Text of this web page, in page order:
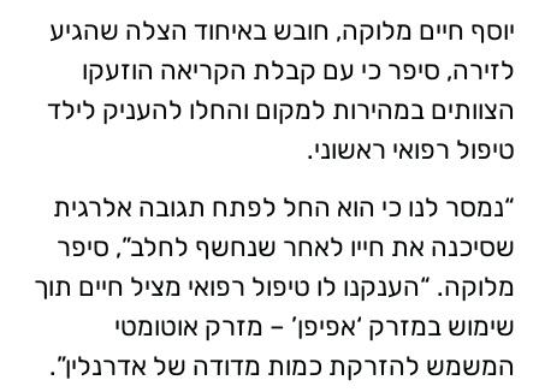
יוסף חיים מלוקה, חובש באיחוד הצלה שהגיע
לזירה, סיפר כי עם קבלת הקריאה הוזעקו
הצוותים במהירות למקום והחלו להעניק לילד
טיפול רפואי ראשוני.
“נמסר לנו כי הוא החל לפתח תגובה אלרגית
שסיכנה את חייו לאחר שנחשף לחלב”, סיפר
מלוקה. “הענקנו לו טיפול רפואי מציל חיים תוך
שימוש במזרק ‘אפיפן’ – מזרק אוטומטי
המשמש להזרקת כמות מדודה של אדרנלין”.